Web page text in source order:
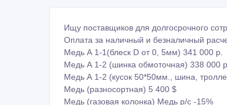
Ищу поставщиков для долгосрочного
Оплата за наличный и безналичный
Медь А 1-1(блеск D от 0, 5мм) 341 000 р.
Медь А 1-2 (шинка обмоточная) 338 000 р.
Медь А 1-2 (кусок 50*50мм., шина,
Медь (разносортная) 5 400 $
Медь (газовая колонка) Медь р/с -15%